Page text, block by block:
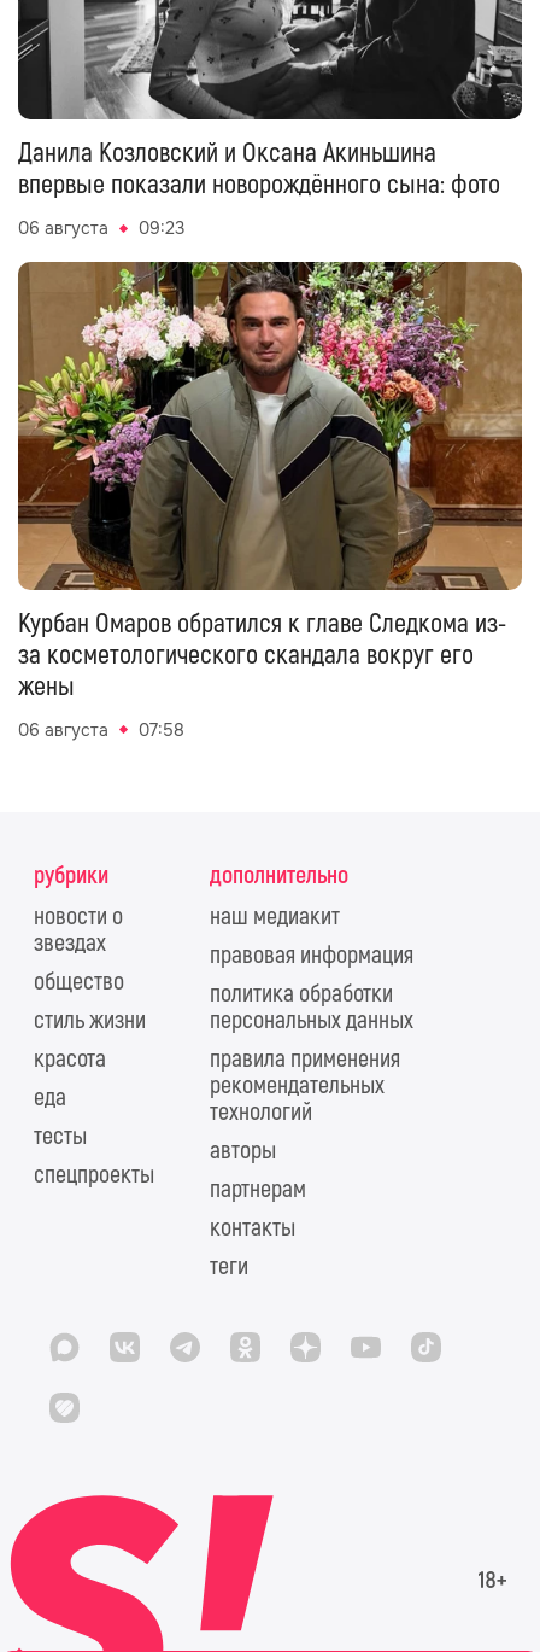
Данила Козловский и Оксана Акиньшина
впервые показали новорождённого сына: фото
06 августа 09:23
Курбан Омаров обратился к главе Следкома из-
за косметологического скандала вокруг его
жены
06 августа 07:58
рубрики
новости о
звездах
общество
стиль жизни
красота
еда
тесты
спецпроекты
дополнительно
наш медиакит
правовая информация
политика обработки
персональных данных
правила применения
рекомендательных
технологий
авторы
партнерам
контакты
теги